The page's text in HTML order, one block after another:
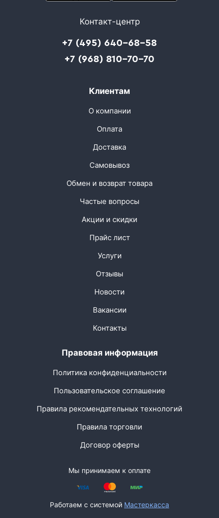
Контакт-центр
+7 (495) 640-68-58
+7 (968) 810-70-70
Клиентам
О компании
Оплата
Доставка
Самовывоз
Обмен и возврат товара
Частые вопросы
Акции и скидки
Прайс лист
Услуги
Отзывы
Новости
Вакансии
Контакты
Правовая информация
Политика конфиденциальности
Пользовательское соглашение
Правила рекомендательных технологий
Правила торговли
Договор оферты
Мы принимаем к оплате
Работаем с системой Мастеркасса